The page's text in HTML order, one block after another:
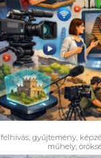
Múzeumi
Még van
MOKK
felhívás,gyűjtemény,
műhely,